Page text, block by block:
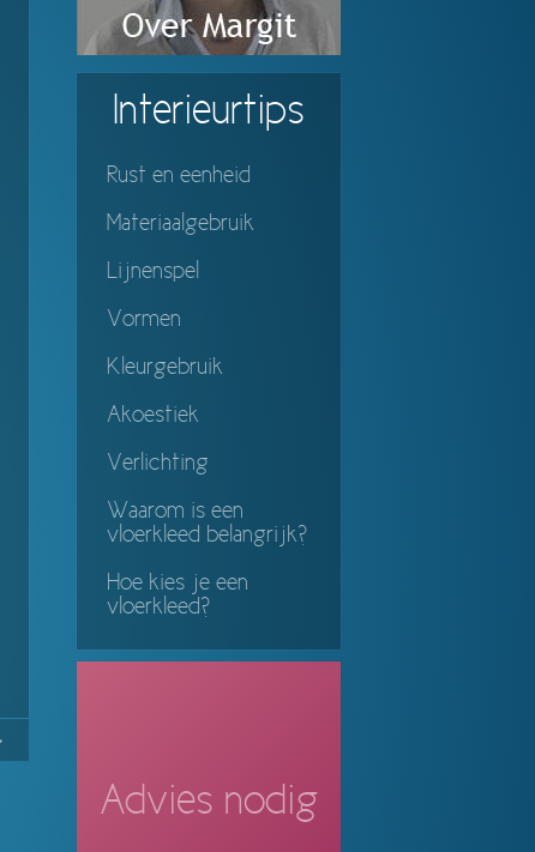
Interieurtips
Rust en eenheid
Materiaalgebruik
Lijnenspel
Vormen
Kleurgebruik
Akoestiek
Verlichting
Waarom is een
vloerkleed belangrijk?
Hoe kies je een
vloerkleed?
Advies nodig